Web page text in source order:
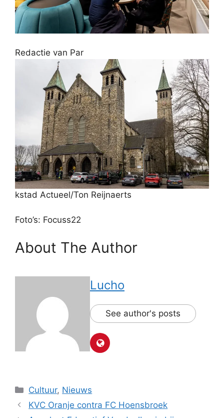
Redactie van Par
kstad Actueel/Ton Reijnaerts
Foto’s: Focuss22
About The Author
Lucho
See author's posts
Categorieën
Cultuur, Nieuws
KVC Oranje contra FC Hoensbroek